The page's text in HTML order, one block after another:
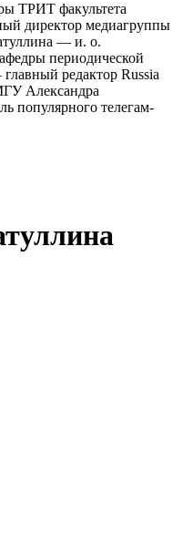
ТРИТ факультета
директор медиагруппы
— и. о.
периодической
редактор Russia
Александра
популярного телегам-